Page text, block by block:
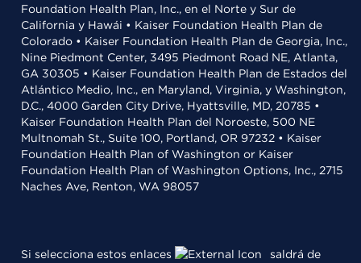
Foundation Health Plan, Inc., en el Norte y Sur de
California y Hawái • Kaiser Foundation Health Plan de
Colorado • Kaiser Foundation Health Plan de Georgia, Inc.,
Nine Piedmont Center, 3495 Piedmont Road NE, Atlanta,
GA 30305 • Kaiser Foundation Health Plan de Estados del
Atlántico Medio, Inc., en Maryland, Virginia, y Washington,
D.C., 4000 Garden City Drive, Hyattsville, MD, 20785 •
Kaiser Foundation Health Plan del Noroeste, 500 NE
Multnomah St., Suite 100, Portland, OR 97232 • Kaiser
Foundation Health Plan of Washington or Kaiser
Foundation Health Plan of Washington Options, Inc., 2715
Naches Ave, Renton, WA 98057
Si selecciona estos enlaces
saldrá de